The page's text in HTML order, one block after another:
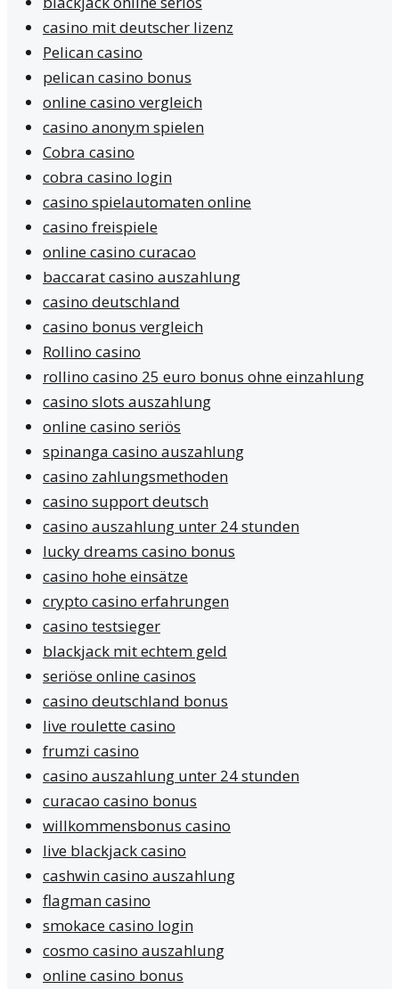
casino mit deutscher lizenz
Pelican casino
pelican casino bonus
online casino vergleich
casino anonym spielen
Cobra casino
cobra casino login
casino spielautomaten online
casino freispiele
online casino curacao
baccarat casino auszahlung
casino deutschland
casino bonus vergleich
Rollino casino
rollino casino 25 euro bonus ohne einzahlung
casino slots auszahlung
online casino seriös
spinanga casino auszahlung
casino zahlungsmethoden
casino support deutsch
casino auszahlung unter 24 stunden
lucky dreams casino bonus
casino hohe einsätze
crypto casino erfahrungen
casino testsieger
blackjack mit echtem geld
seriöse online casinos
casino deutschland bonus
live roulette casino
frumzi casino
casino auszahlung unter 24 stunden
curacao casino bonus
willkommensbonus casino
live blackjack casino
cashwin casino auszahlung
flagman casino
smokace casino login
cosmo casino auszahlung
online casino bonus